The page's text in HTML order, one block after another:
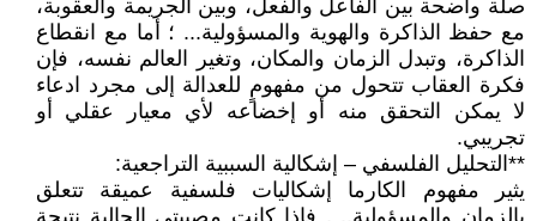
صلة واضحة بين الفاعل والفعل، وبين الجريمة والعقوبة،
مع حفظ الذاكرة والهوية والمسؤولية... ؛ أما مع انقطاع
الذاكرة، وتبدل الزمان والمكان، وتغير العالم نفسه، فإن
فكرة العقاب تتحول من مفهومٍ للعدالة إلى مجرد ادعاء
لا يمكن التحقق منه أو إخضاعه لأي معيار عقلي أو
تجريبي.
**التحليل الفلسفي – إشكالية السببية التراجعية:
يثير مفهوم الكارما إشكاليات فلسفية عميقة تتعلق